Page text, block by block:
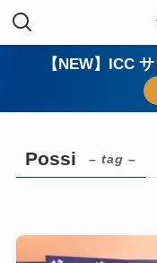
【NEW】ICC
Possi – tag –